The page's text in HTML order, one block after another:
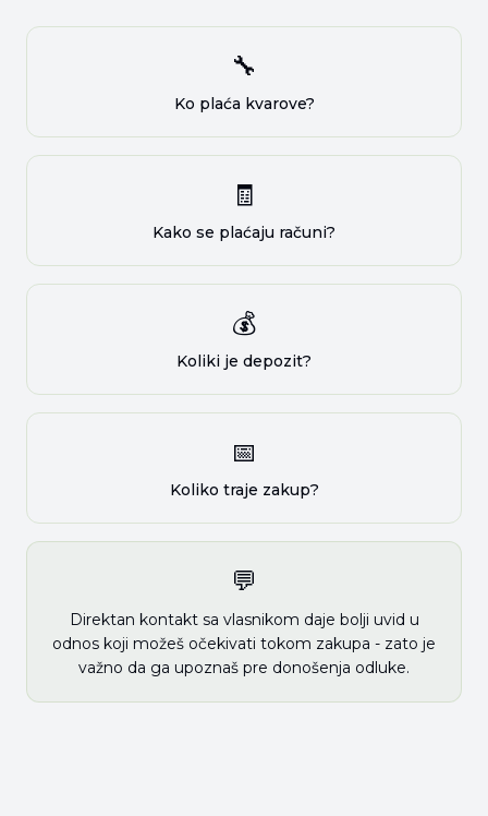
🔧
Ko plaća kvarove?
🧾
Kako se plaćaju računi?
💰
Koliki je depozit?
📅
Koliko traje zakup?
💬
Direktan kontakt sa vlasnikom daje bolji uvid u
odnos koji možeš očekivati tokom zakupa - zato je
važno da ga upoznaš pre donošenja odluke.